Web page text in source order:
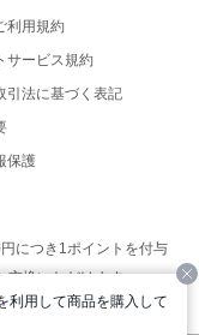
利用規約
サービス規約
引法に基づく表記
保護
につき1ポイントを付与
交換いただけます。
利用して商品を購入して